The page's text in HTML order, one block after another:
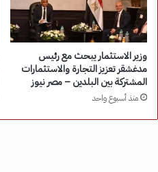
وزير الاستثمار يبحث مع رئيس
مدغشقر تعزيز التجارة والاستثمارات
المشتركة بين البلدين – مصر نيوز
منذ أسبوع واحد